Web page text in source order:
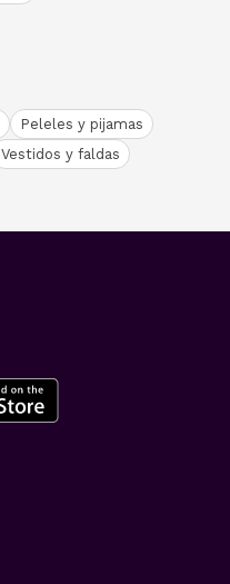
Peleles y pijamas
Vestidos y faldas